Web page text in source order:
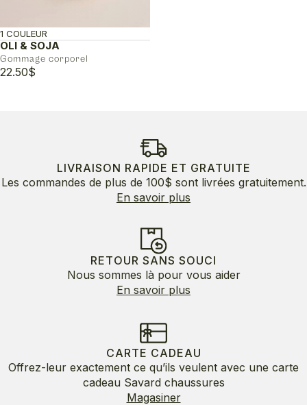
OLI & SOJA
Gommage corporel
1 COULEUR
22.50$
LIVRAISON RAPIDE ET GRATUITE
Les commandes de plus de 100$ sont livrées gratuitement.
En savoir plus
RETOUR SANS SOUCI
Nous sommes là pour vous aider
En savoir plus
CARTE CADEAU
Offrez-leur exactement ce qu’ils veulent avec une carte
cadeau Savard chaussures
Magasiner